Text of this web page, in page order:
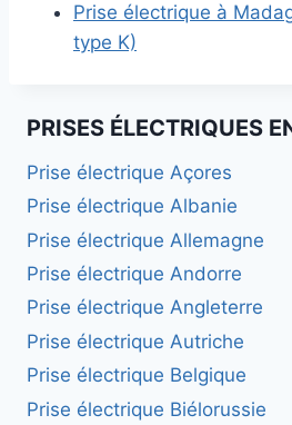
Prise électrique à
type K)
PRISES ÉLECTRIQUES
Prise électrique Açores
Prise électrique Albanie
Prise électrique Allemagne
Prise électrique Andorre
Prise électrique Angleterre
Prise électrique Autriche
Prise électrique Belgique
Prise électrique Biélorussie